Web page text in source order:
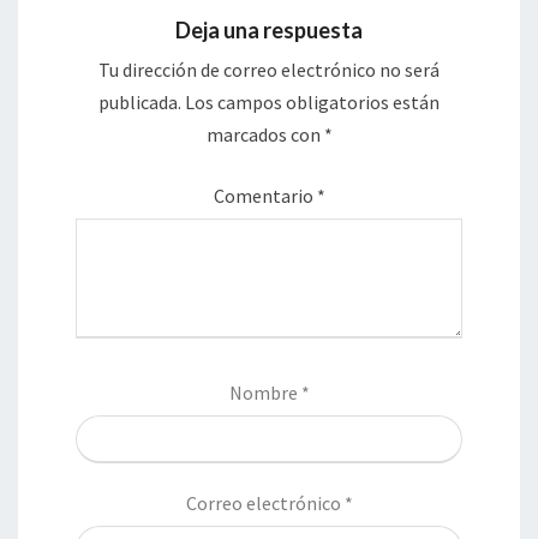
Deja una respuesta
Tu dirección de correo electrónico no será
publicada. Los campos obligatorios están
marcados con *
Comentario *
Nombre *
Correo electrónico *